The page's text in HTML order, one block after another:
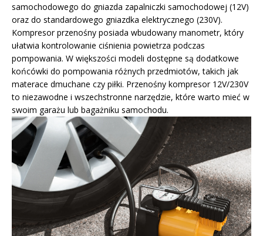
samochodowego do gniazda zapalniczki samochodowej (12V)
oraz do standardowego gniazdka elektrycznego (230V).
Kompresor przenośny posiada wbudowany manometr, który
ułatwia kontrolowanie ciśnienia powietrza podczas
pompowania. W większości modeli dostępne są dodatkowe
końcówki do pompowania różnych przedmiotów, takich jak
materace dmuchane czy piłki. Przenośny kompresor 12V/230V
to niezawodne i wszechstronne narzędzie, które warto mieć w
swoim garażu lub bagażniku samochodu.